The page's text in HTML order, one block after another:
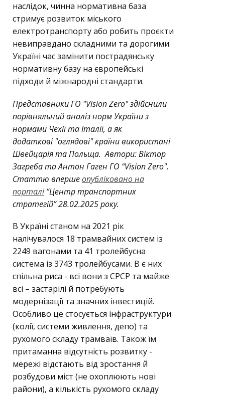
наслідок, чинна нормативна база
стримує розвиток міського
електротранспорту або робить проєкти
невиправдано складними та дорогими.
Україні час замінити пострадянську
нормативну базу на європейські
підходи й міжнародні стандарти.
Представники ГО "Vision Zero" здійснили
порівняльний аналіз норм України з
нормами Чехії та Італії, а як
додаткові "оглядові" країни використані
Швейцарія та Польща. Автори: Віктор
Загреба та Антон Гаген ГО “Vision Zero".
Статтю впершеопубліковано на
порталі“Центр транспортних
стратегій” 28.02.2025 року.
В Україні станом на 2021 рік
налічувалося 18 трамвайних систем із
2249 вагонами та 41 тролейбусна
система із 3743 тролейбусами. В є них
спільна риса - всі вони з СРСР та майже
всі – застарілі й потребують
модернізації та значних інвестицій.
Особливо це стосується інфраструктури
(колії, системи живлення, депо) та
рухомого складу трамваїв. Також їм
притаманна відсутність розвитку -
мережі відстають від зростання й
розбудови міст (не охоплюють нові
райони), а кількість рухомого складу